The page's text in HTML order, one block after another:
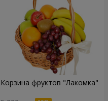
Корзина фруктов "Лакомка"